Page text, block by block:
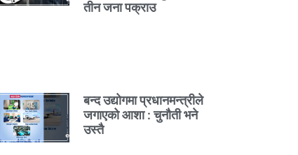
तीन जना पक्राउ
बन्द उद्योगमा प्रधानमन्त्रीले
जगाएको आशा : चुनौती भने
उस्तै